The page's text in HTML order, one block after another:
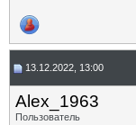
13.12.2022, 13:00
Alex_1963
Пользователь